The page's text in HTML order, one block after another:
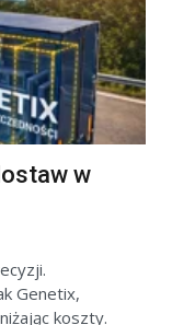
w
Genetix,
koszty.